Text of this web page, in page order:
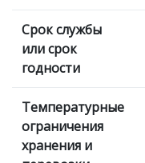
Срок службы
или срок
годности
Температурные
ограничения
хранения и